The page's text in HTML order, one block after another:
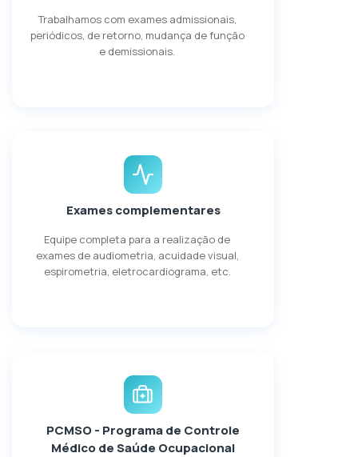
Trabalhamos com exames admissionais,
periódicos, de retorno, mudança de função
e demissionais.
Exames complementares
Equipe completa para a realização de
exames de audiometria, acuidade visual,
espirometria, eletrocardiograma, etc.
PCMSO - Programa de Controle
Médico de Saúde Ocupacional